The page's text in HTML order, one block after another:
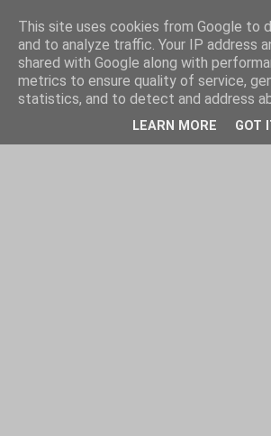
This site uses cookies from Google to
and to analyze traffic. Your IP address
shared with Google along with
metrics to ensure quality of service,
statistics, and to detect and address
LEARN MORE GOT